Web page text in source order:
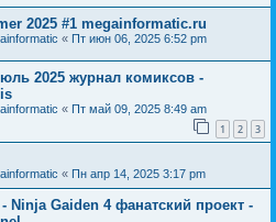
2025 #1 megainformatic.ru
« Пт июн 06, 2025 6:52 pm
2025 журнал комиксов -
« Пт май 09, 2025 8:49 am
1 2 3
« Пн апр 14, 2025 3:17 pm
Ninja Gaiden 4 фанатский проект -